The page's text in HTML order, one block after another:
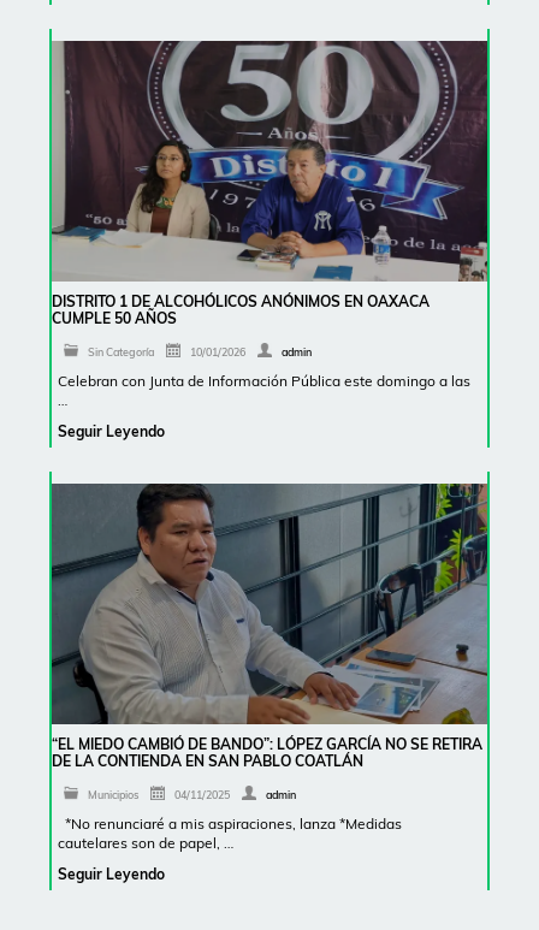
DISTRITO 1 DE ALCOHÓLICOS ANÓNIMOS EN OAXACA
CUMPLE 50 AÑOS
Sin Categoría 10/01/2026 admin
Celebran con Junta de Información Pública este domingo a las
…
Seguir Leyendo
“EL MIEDO CAMBIÓ DE BANDO”: LÓPEZ GARCÍA NO SE RETIRA
DE LA CONTIENDA EN SAN PABLO COATLÁN
Municipios 04/11/2025 admin
*No renunciaré a mis aspiraciones, lanza *Medidas
cautelares son de papel, …
Seguir Leyendo